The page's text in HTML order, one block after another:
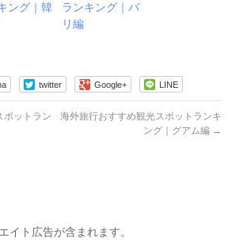
ング｜韓
ランキング｜バ
リ編
twitter Google+ LINE
ポットラン
海外旅行おすすめ観光スポットランキ
ング｜グアム編 →
イト広告が含まれます。